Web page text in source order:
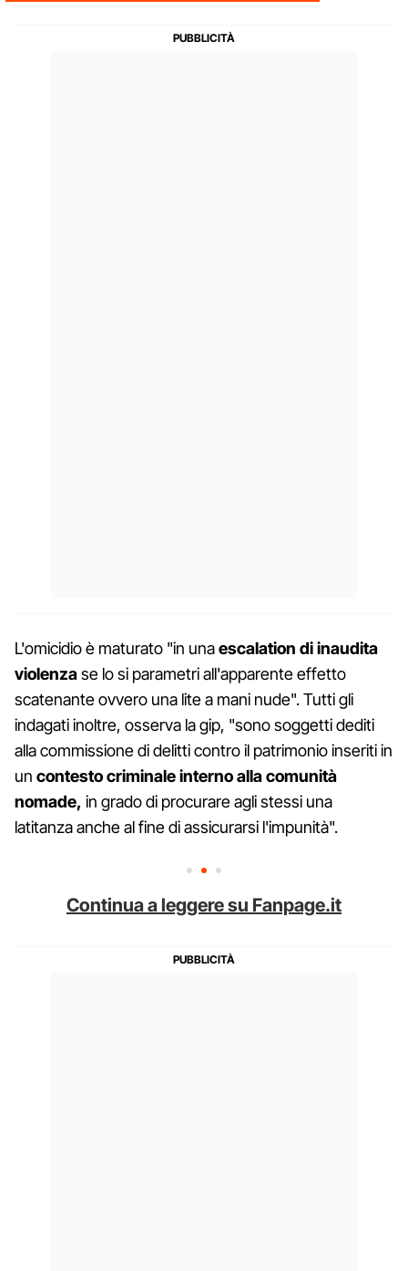
L'omicidio è maturato "in unaescalation di inaudita
violenzase lo si parametri all'apparente effetto
scatenante ovvero una lite a mani nude". Tutti gli
indagati inoltre, osserva la gip, "sono soggetti dediti
alla commissione di delitti contro il patrimonio inseriti in
un contesto criminale interno alla comunità
nomade, in grado di procurare agli stessi una
latitanza anche al fine di assicurarsi l'impunità".
Continua a leggere su Fanpage.it